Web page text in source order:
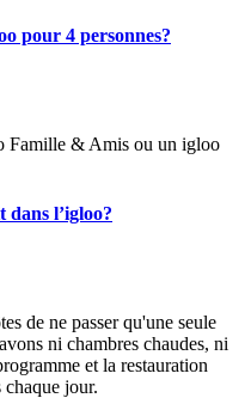
pour 4 personnes?
Famille & Amis ou un igloo
dans l’igloo?
de ne passer qu'une seule
ni chambres chaudes, ni
et la restauration
chaque jour.